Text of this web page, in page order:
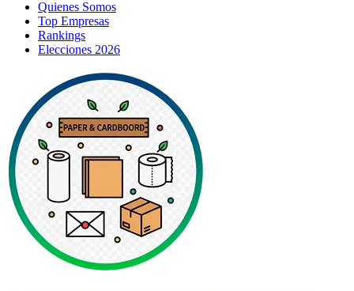
Quienes Somos
Top Empresas
Rankings
Elecciones 2026